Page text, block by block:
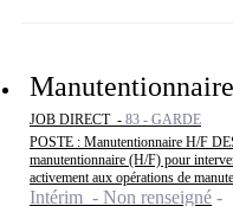
JOB DIRECT - 83 - GARDE
POSTE : Manutentionnaire H/F
manutentionnaire (H/F) pour
activement aux opérations de
Intérim - Non renseigné